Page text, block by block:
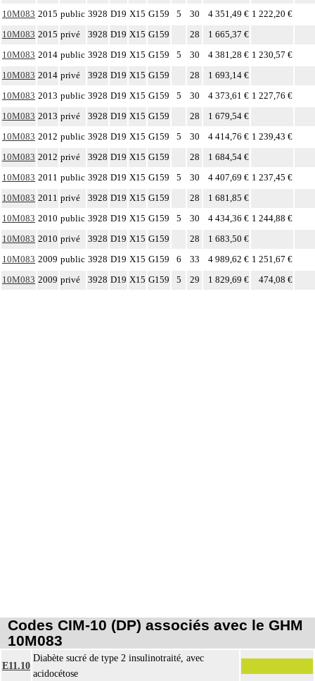
10M083 2015 public 3928 D19 X15 G159 5 30 4 351,49 € 1 222,20 €
10M083 2015 privé 3928 D19 X15 G159 28
1 665,37 €
10M083 2014 public 3928 D19 X15 G159 5 30 4 381,28 € 1 230,57 €
10M083 2014 privé 3928 D19 X15 G159 28
1 693,14 €
10M083 2013 public 3928 D19 X15 G159 5 30 4 373,61 € 1 227,76 €
10M083 2013 privé 3928 D19 X15 G159 28
1 679,54 €
10M083 2012 public 3928 D19 X15 G159 5 30 4 414,76 € 1 239,43 €
10M083 2012 privé 3928 D19 X15 G159 28
1 684,54 €
10M083 2011 public 3928 D19 X15 G159 5 30 4 407,69 € 1 237,45 €
10M083 2011 privé 3928 D19 X15 G159 28
1 681,85 €
10M083 2010 public 3928 D19 X15 G159 5 30 4 434,36 € 1 244,88 €
10M083 2010 privé 3928 D19 X15 G159 28
1 683,50 €
10M083 2009 public 3928 D19 X15 G159 6 33 4 989,62 € 1 251,67 €
10M083 2009 privé 3928 D19 X15 G159 5 29 1 829,69 € 474,08 €
Codes CIM-10 (DP) associés avec le GHM
10M083
E11.10
Diabète sucré de type 2 insulinotraité, avec
acidocétose